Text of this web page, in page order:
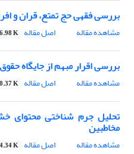
بررسی فقهی حج تمتع، قران و
مشاهده مقاله اصل مقاله K
بررسی اقرار مبهم از جایگاه
مشاهده مقاله اصل مقاله K
تحلیل جرم شناختی محتوای
مخاطبین
مشاهده مقاله اصل مقاله K